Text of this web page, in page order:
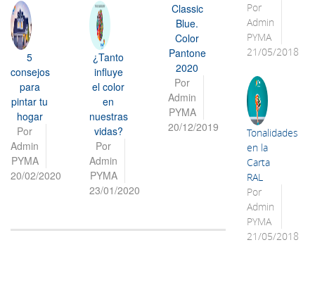
5
consejos
para
pintar tu
hogar
Por
Admin
PYMA
20/02/2020
¿Tanto
influye
el color
en
nuestras
vidas?
Por
Admin
PYMA
23/01/2020
Classic
Blue.
Color
Pantone
2020
Por
Admin
PYMA
20/12/2019
Por
Admin
PYMA
21/05/2018
Tonalidades
en la
Carta
RAL
Por
Admin
PYMA
21/05/2018